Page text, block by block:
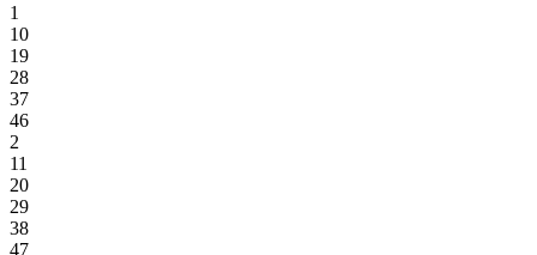
1
10
19
28
37
46
2
11
20
29
38
47